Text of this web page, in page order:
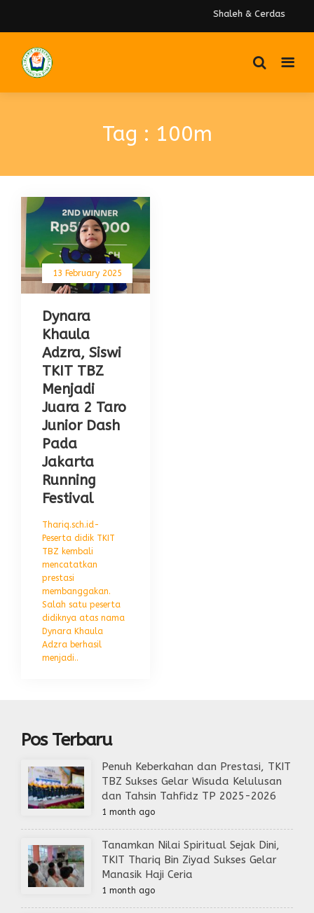
Shaleh & Cerdas
Tag : 100m
13 February 2025
Dynara
Khaula
Adzra, Siswi
TKIT TBZ
Menjadi
Juara 2 Taro
Junior Dash
Pada
Jakarta
Running
Festival
Thariq.sch.id-
Peserta didik TKIT
TBZ kembali
mencatatkan
prestasi
membanggakan.
Salah satu peserta
didiknya atas nama
Dynara Khaula
Adzra berhasil
menjadi..
Pos Terbaru
Penuh Keberkahan dan Prestasi, TKIT
TBZ Sukses Gelar Wisuda Kelulusan
dan Tahsin Tahfidz TP 2025-2026
1 month ago
Tanamkan Nilai Spiritual Sejak Dini,
TKIT Thariq Bin Ziyad Sukses Gelar
Manasik Haji Ceria
1 month ago